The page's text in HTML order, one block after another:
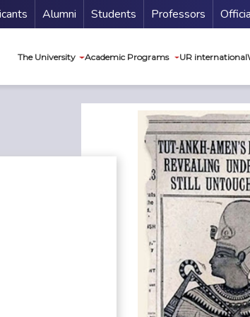
Secundario
Alumni Students Professors
The University Academic Programs UR international